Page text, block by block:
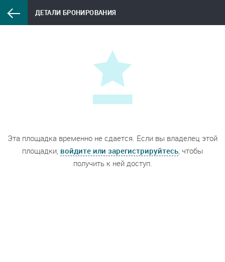
ДЕТАЛИ БРОНИРОВАНИЯ
Эта площадка временно не сдается. Если вы владелец этой
площадки, войдите или зарегистрируйтесь, чтобы
получить к ней доступ.